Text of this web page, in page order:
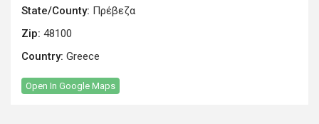
State/County: Πρέβεζα
Zip: 48100
Country: Greece
Open In Google Maps